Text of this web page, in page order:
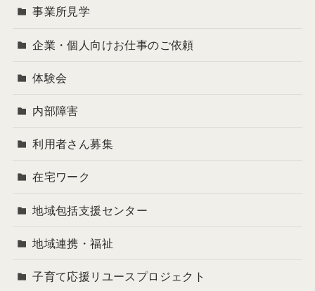
事業所見学
企業・個人向けお仕事のご依頼
体験会
内部障害
利用者さん募集
在宅ワーク
地域包括支援センター
地域連携・福祉
子育て応援リユースプロジェクト